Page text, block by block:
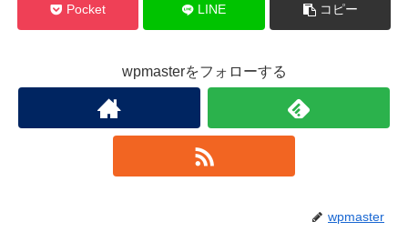
Pocket LINE コピー
wpmasterをフォローする
wpmaster